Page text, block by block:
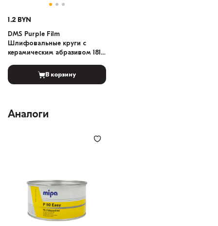
1.2 BYN
DMS Purple Film
Шлифовальные круги с
керамическим абразивом 181-
(Градация: 80)В корзину
Аналоги